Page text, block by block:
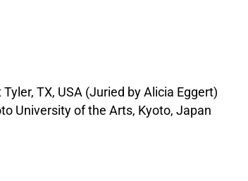
TX, USA (Juried by Alicia Eggert)
University of the Arts, Kyoto, Japan